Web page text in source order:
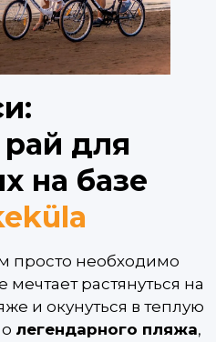
для
на базе
просто необходимо
мечтает растянуться на
и окунуться в теплую
легендарного пляжа,